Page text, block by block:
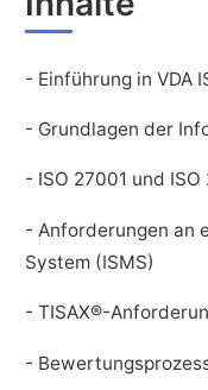
- Einführung in VDA
- Grundlagen der
- ISO 27001 und
- Anforderungen an
System (ISMS)
- TISAX®-
-